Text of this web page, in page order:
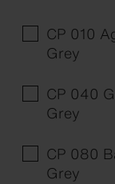
CP 010
Grey
CP 040
Grey
CP 080
Grey